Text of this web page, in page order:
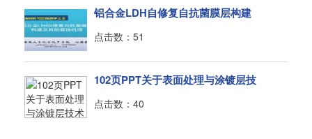
铝合金LDH自修复自抗菌膜层构建
点击数：51
102页PPT关于表面处理与涂镀层技
点击数：40